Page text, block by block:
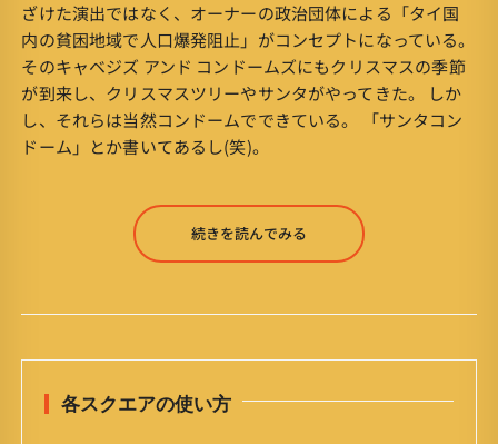
ざけた演出ではなく、オーナーの政治団体による「タイ国
内の貧困地域で人口爆発阻止」がコンセプトになっている。
そのキャベジズ アンド コンドームズにもクリスマスの季節
が到来し、クリスマスツリーやサンタがやってきた。 しか
し、それらは当然コンドームでできている。 「サンタコン
ドーム」とか書いてあるし(笑)。
続きを読んでみる
各スクエアの使い方